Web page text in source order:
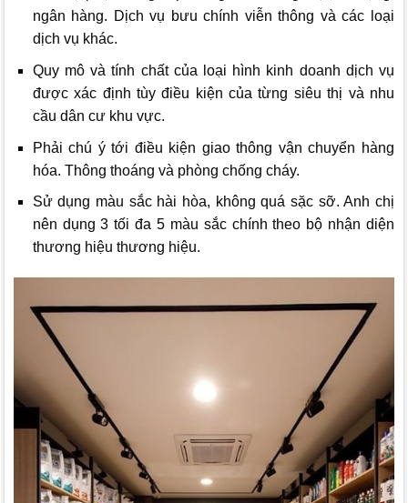
ngân hàng. Dịch vụ bưu chính viễn thông và các loại
dịch vụ khác.
Quy mô và tính chất của loại hình kinh doanh dịch vụ
được xác định tùy điều kiện của từng siêu thị và nhu
cầu dân cư khu vực.
Phải chú ý tới điều kiện giao thông vận chuyển hàng
hóa. Thông thoáng và phòng chống cháy.
Sử dụng màu sắc hài hòa, không quá sặc sỡ. Anh chị
nên dụng 3 tối đa 5 màu sắc chính theo bộ nhận diện
thương hiệu thương hiệu.